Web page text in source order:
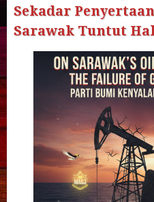
Sekadar
Sarawak Tuntut